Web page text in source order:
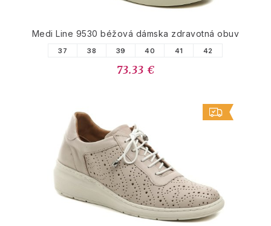
Medi Line 9530 béžová dámska zdravotná obuv
37 38 39 40 41 42
73.33 €